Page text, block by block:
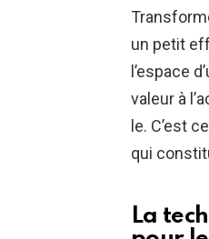
un petit
l’espace
valeur à
le. C’est
qui
La